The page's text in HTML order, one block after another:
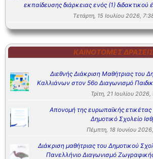
εκπαίδευσης διάρκειας ενός (1)
Τετάρτη, 15 Ιουλίου 2026,
ΚΑΙΝΟΤΌΜΕΣ ΔΡΆΣΕΙΣ
Διεθνής Διάκριση Μαθήτριας του
Καλλιάνων στον 56ο Διαγωνισμό
Τρίτη, 21 Ιουλίου
Απονομή της ευρωπαϊκής
Δημοτικό Σχολείο
Πέμπτη, 18 Ιουνίου
Διάκριση μαθήτριας του Δημοτικού
Πανελλήνιο Διαγωνισμό